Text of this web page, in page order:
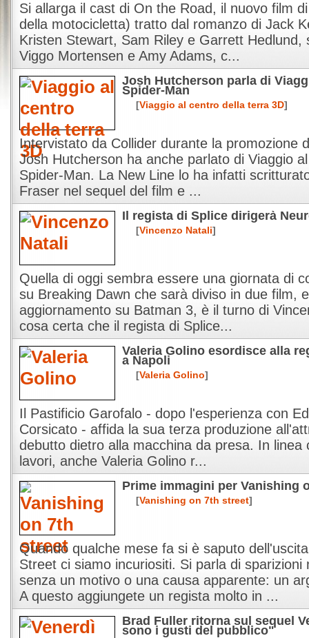
Si allarga il cast di On the Road, il nuovo film
della motocicletta) tratto dal romanzo di Jack
Kristen Stewart, Sam Riley e Garrett Hedlund,
Viggo Mortensen e Amy Adams, c...
Josh Hutcherson parla di
Spider-Man
[Viaggio al centro della terra 3D]
Intervistato da Collider durante la promozione
Josh Hutcherson ha anche parlato di Viaggio
Spider-Man. La New Line lo ha infatti
Fraser nel sequel del film e ...
Il regista di Splice dirigerà
[Vincenzo Natali]
Quella di oggi sembra essere una giornata di
su Breaking Dawn che sarà diviso in due film,
aggiornamento su Batman 3, è il turno di
cosa certa che il regista di Splice...
Valeria Golino esordisce alla
a Napoli
[Valeria Golino]
Il Pastificio Garofalo - dopo l'esperienza con
Corsicato - affida la sua terza produzione
debutto dietro alla macchina da presa. In linea
lavori, anche Valeria Golino r...
Prime immagini per Vanishing
[Vanishing on 7th street]
Quando qualche mese fa si è saputo
Street ci siamo incuriositi. Si parla di sparizioni
senza un motivo o una causa apparente: un
A questo aggiungete un regista molto in ...
Brad Fuller ritorna sul sequel
sono i gusti del pubblico"